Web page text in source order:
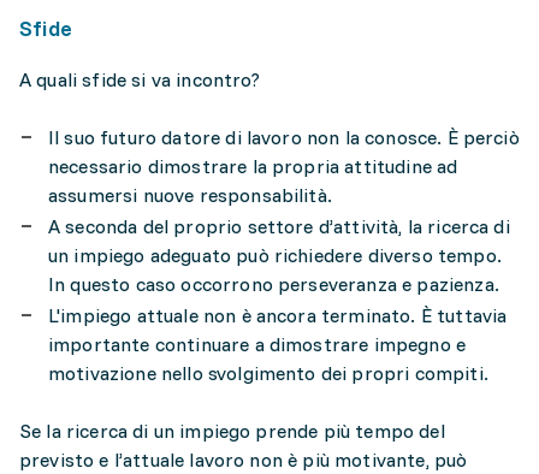
Sfide
A quali sfide si va incontro?
Il suo futuro datore di lavoro non la conosce. È perciò
necessario dimostrare la propria attitudine ad
assumersi nuove responsabilità.
A seconda del proprio settore d’attività, la ricerca di
un impiego adeguato può richiedere diverso tempo.
In questo caso occorrono perseveranza e pazienza.
L'impiego attuale non è ancora terminato. È tuttavia
importante continuare a dimostrare impegno e
motivazione nello svolgimento dei propri compiti.
Se la ricerca di un impiego prende più tempo del
previsto e l’attuale lavoro non è più motivante, può